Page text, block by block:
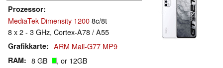
Prozessor
MediaTek Dimensity 12008c/8t
8 x 2 - 3 GHz, Cortex-A78 / A55
Grafikkarte ARM Mali-G77 MP9
RAM 8 GB , or 12GB